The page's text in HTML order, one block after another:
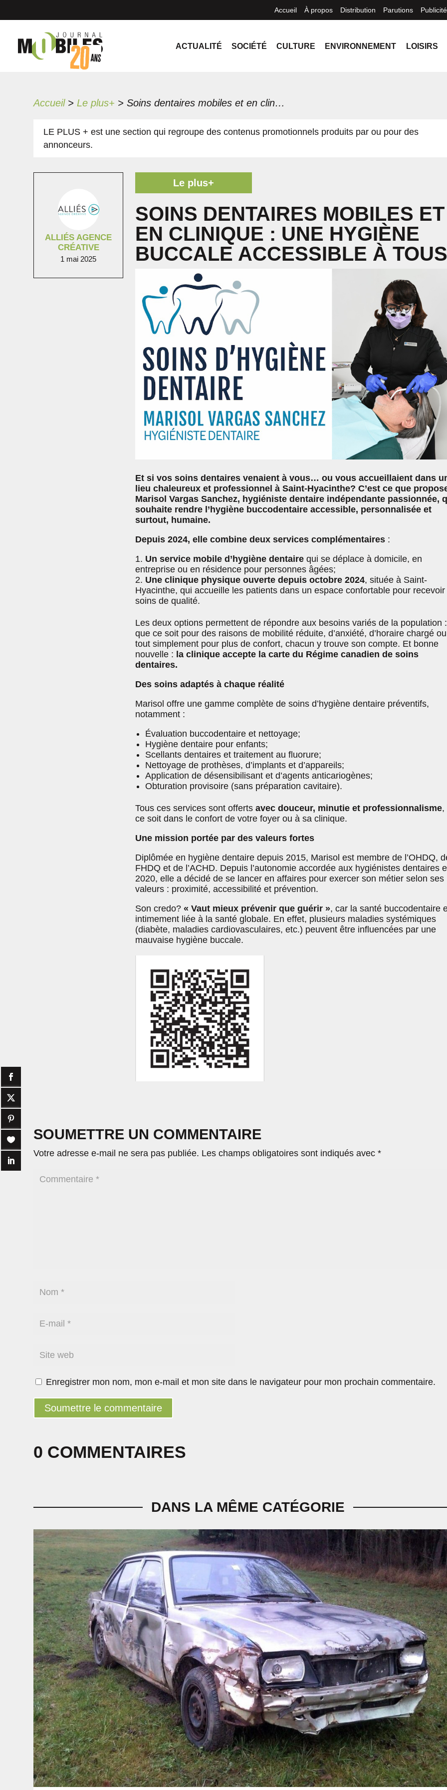
Accueil À propos Distribution Parutions Publicité
ACTUALITÉ SOCIÉTÉ CULTURE ENVIRONNEMENT LOISIRS
Accueil> Le plus+ > Soins dentaires mobiles et en clinique : une hygiène buccale accessible à tous
LE PLUS + est une section qui regroupe des contenus promotionnels produits par ou pour des
annonceurs.
ALLIÉS AGENCE
CRÉATIVE
1 mai 2025
Le plus+
SOINS DENTAIRES MOBILES ET
EN CLINIQUE : UNE HYGIÈNE
BUCCALE ACCESSIBLE À TOUS
Et si vos soins dentaires venaient à vous… ou vous accueillaient dans
lieu chaleureux et professionnel à Saint-Hyacinthe? C’est ce que
Marisol Vargas Sanchez, hygiéniste dentaire indépendante passionnée,
souhaite rendre l’hygiène buccodentaire accessible, personnalisée et
surtout, humaine.
Depuis 2024, elle combine deux services complémentaires:
Un service mobile d’hygiène dentairequi se déplace à domicile, en
entreprise ou en résidence pour personnes âgées;
Une clinique physique ouverte depuis octobre 2024, située à Saint-
Hyacinthe, qui accueille les patients dans un espace confortable pour recevoir
soins de qualité.
Les deux options permettent de répondre aux besoins variés de la population :
que ce soit pour des raisons de mobilité réduite, d’anxiété, d’horaire chargé ou
tout simplement pour plus de confort, chacun y trouve son compte. Et bonne
nouvelle : la clinique accepte la carte du Régime canadien de soins
dentaires.
Des soins adaptés à chaque réalité
Marisol offre une gamme complète de soins d’hygiène dentaire préventifs,
notamment :
Évaluation buccodentaire et nettoyage;
Hygiène dentaire pour enfants;
Scellants dentaires et traitement au fluorure;
Nettoyage de prothèses, d’implants et d’appareils;
Application de désensibilisant et d’agents anticariogènes;
Obturation provisoire (sans préparation cavitaire).
Tous ces services sont offerts avec douceur, minutie et professionnalisme,
ce soit dans le confort de votre foyer ou à sa clinique.
Une mission portée par des valeurs fortes
Diplômée en hygiène dentaire depuis 2015, Marisol est membre de l’OHDQ,
FHDQ et de l’ACHD. Depuis l’autonomie accordée aux hygiénistes dentaires
2020, elle a décidé de se lancer en affaires pour exercer son métier selon ses
valeurs : proximité, accessibilité et prévention.
Son credo? « Vaut mieux prévenir que guérir », car la santé buccodentaire
intimement liée à la santé globale. En effet, plusieurs maladies systémiques
(diabète, maladies cardiovasculaires, etc.) peuvent être influencées par une
mauvaise hygiène buccale.
0 COMMENTAIRES
SOUMETTRE UN COMMENTAIRE
Votre adresse e-mail ne sera pas publiée. Les champs obligatoires sont indiqués avec*
Enregistrer mon nom, mon e-mail et mon site dans le navigateur pour mon prochain commentaire.
Soumettre le commentaire
DANS LA MÊME CATÉGORIE